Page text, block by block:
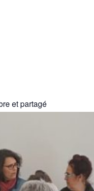
et partagé